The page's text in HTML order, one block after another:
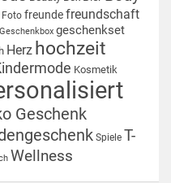
Foto freundefreundschaft
Geschenkbox geschenkset
Herz hochzeit
Kosmetik
Geschenk
Spiele T-
Wellness